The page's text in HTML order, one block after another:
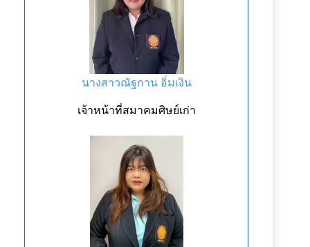
นางสาวณัฐกาน อิ่มเงิน
เจ้าหน้าที่สมาคมศิษย์เก่า